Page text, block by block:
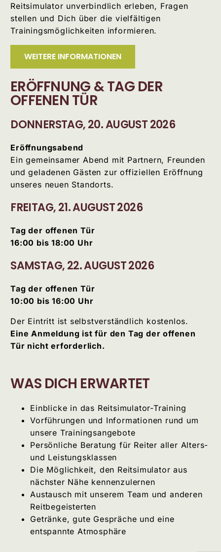
Reitsimulator unverbindlich erleben, Fragen
stellen und Dich über die vielfältigen
Trainingsmöglichkeiten informieren.
WEITERE INFORMATIONEN
ERÖFFNUNG & TAG DER
OFFENEN TÜR
DONNERSTAG, 20. AUGUST 2026
Eröffnungsabend
Ein gemeinsamer Abend mit Partnern, Freunden
und geladenen Gästen zur offiziellen Eröffnung
unseres neuen Standorts.
FREITAG, 21. AUGUST 2026
Tag der offenen Tür
16:00 bis 18:00 Uhr
SAMSTAG, 22. AUGUST 2026
Tag der offenen Tür
10:00 bis 16:00 Uhr
Der Eintritt ist selbstverständlich kostenlos.
Eine Anmeldung ist für den Tag der offenen
Tür nicht erforderlich.
WAS DICH ERWARTET
Einblicke in das Reitsimulator-Training
Vorführungen und Informationen rund um
unsere Trainingsangebote
Persönliche Beratung für Reiter aller Alters-
und Leistungsklassen
Die Möglichkeit, den Reitsimulator aus
nächster Nähe kennenzulernen
Austausch mit unserem Team und anderen
Reitbegeisterten
Getränke, gute Gespräche und eine
entspannte Atmosphäre